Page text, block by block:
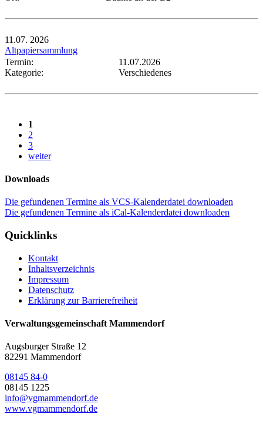
11.07. 2026
Altpapiersammlung
Termin:
11.07.2026
Kategorie:
Verschiedenes
1
2
3
weiter
Downloads
Die gefundenen Termine als VCS-Kalenderdatei downloaden
Die gefundenen Termine als iCal-Kalenderdatei downloaden
Quicklinks
Kontakt
Inhaltsverzeichnis
Impressum
Datenschutz
Erklärung zur Barrierefreiheit
Verwaltungsgemeinschaft Mammendorf
Augsburger Straße 12
82291 Mammendorf
08145 84-0
08145 1225
info@vgmammendorf.de
www.vgmammendorf.de